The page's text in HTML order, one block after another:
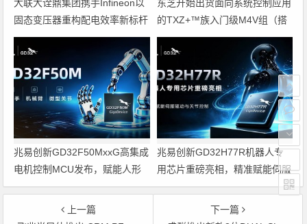
大联大诠鼎集团携手Infineon以
固态变压器重构配电效率新标杆
东芝开始出货面向系统控制应用
的TXZ+™族入门级M4V组（搭
载Arm Cortex‑M4内核的标准微
控制器）工程样品
兆易创新GD32F50MxxG高集成
电机控制MCU发布，赋能人形
机器人关节驱动革新
兆易创新GD32H77R机器人专
用芯片重磅亮相，精准赋能伺服
驱动与关节控制
上一篇
下一篇